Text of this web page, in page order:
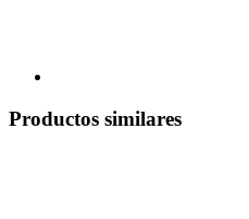
Productos similares